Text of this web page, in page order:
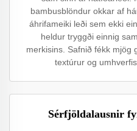
bambusblöndur okkar af
áhrifameiki leði sem ekki
heldur tryggði einnig
merkisins. Safnið fékk mjög
textúrur og
Sérfjöldalausnir